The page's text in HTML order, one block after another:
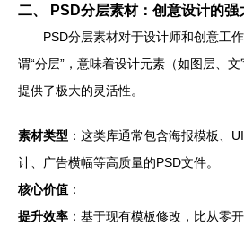
二、 PSD分层素材：创意设计的强
PSD分层素材对于设计师和创意工
谓“分层”，意味着设计元素（如图层、
提供了极大的灵活性。
素材类型 ：这类库通常包含海报模板、
计、广告横幅等高质量的PSD文件。
核心价值 ：
提升效率 ：基于现有模板修改，比从零